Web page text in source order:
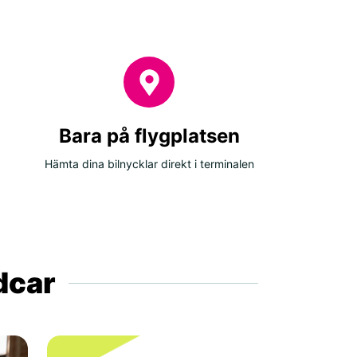
Bara på flygplatsen
Hämta dina bilnycklar direkt i terminalen